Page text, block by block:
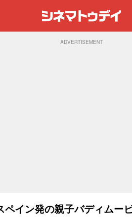
ADVERTISEMENT
イン発の親子バディムー